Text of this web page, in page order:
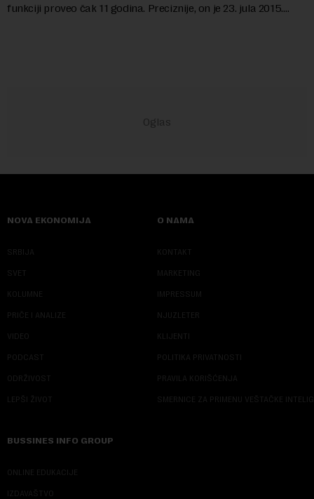
funkciji proveo čak 11 godina. Preciznije, on je 23. jula 2015.
NOVA EKONOMIJA
SRBIJA
SVET
KOLUMNE
PRIČE I ANALIZE
VIDEO
PODCAST
ODRŽIVOST
LEPŠI ŽIVOT
O NAMA
KONTAKT
MARKETING
IMPRESSUM
NJUZLETER
KLIJENTI
POLITIKA PRIVATNOSTI
PRAVILA KORIŠĆENJA
SMERNICE ZA PRIMENU VEŠTAČKE
BUSSINES INFO GROUP
ONLINE EDUKACIJE
IZDAVAŠTVO